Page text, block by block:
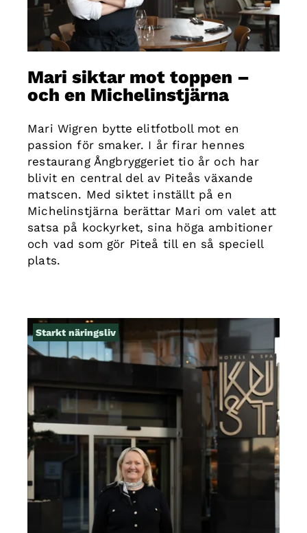
Mari siktar mot toppen –
och en Michelinstjärna
Mari Wigren bytte elitfotboll mot en
passion för smaker. I år firar hennes
restaurang Ångbryggeriet tio år och har
blivit en central del av Piteås växande
matscen. Med siktet inställt på en
Michelinstjärna berättar Mari om valet att
satsa på kockyrket, sina höga ambitioner
och vad som gör Piteå till en så speciell
plats.
Starkt näringsliv